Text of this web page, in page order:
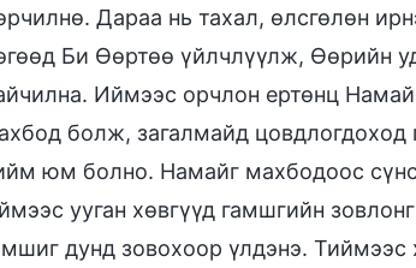
Дараа нь тахал, өлсгөлөн
Би Өөртөө үйлчлүүлж, Өөрийн
Иймээс орчлон ертөнц
болж, загалмайд цовдлогдоход
юм болно. Намайг махбодоос
ууган хөвгүүд гамшгийн
дунд зовохоор үлдэнэ. Тиймээс